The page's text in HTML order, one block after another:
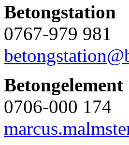
Betongstation
0767-979 981
Betongelement
0706-000 174